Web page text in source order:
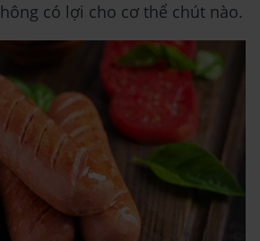
có lợi cho cơ thể chút nào.